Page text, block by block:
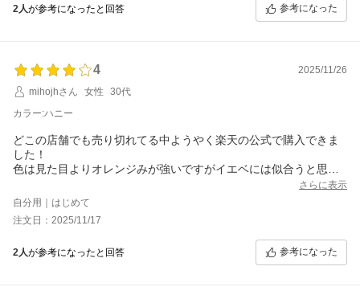
2人が参考になったと回答 参考になった
4
2025/11/26
mihojhさん
女性
30代
カラー:ハニー
どこの店舗でも売り切れてる中ようやく楽天の公式で購入できま
した！
色は見た目よりオレンジみが強いですがイエベには似合うと思い
さらに表示
自分用｜はじめて
注文日：2025/11/17
2人が参考になったと回答 参考になった